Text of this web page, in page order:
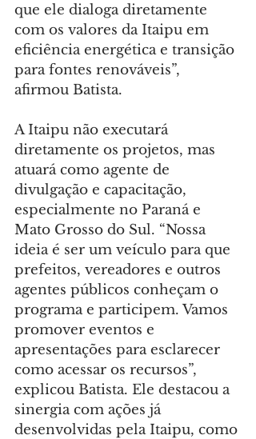
que ele dialoga diretamente
com os valores da Itaipu em
eficiência energética e transição
para fontes renováveis”,
afirmou Batista.
A Itaipu não executará
diretamente os projetos, mas
atuará como agente de
divulgação e capacitação,
especialmente no Paraná e
Mato Grosso do Sul. “Nossa
ideia é ser um veículo para que
prefeitos, vereadores e outros
agentes públicos conheçam o
programa e participem. Vamos
promover eventos e
apresentações para esclarecer
como acessar os recursos”,
explicou Batista. Ele destacou a
sinergia com ações já
desenvolvidas pela Itaipu, como